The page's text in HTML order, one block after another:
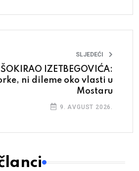
SLJEDEĆI
IZETBEGOVIĆA:
ni dileme oko vlasti u
Mostaru
9. AVGUST 2026.